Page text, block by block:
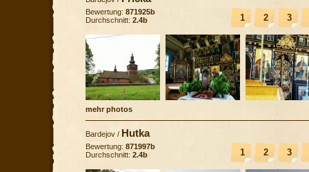
1 2 3
Bewertung: 871925b
Durchschnitt: 2.4b
mehr photos
Bardejov / Hutka
1 2 3
Bewertung: 871997b
Durchschnitt: 2.4b